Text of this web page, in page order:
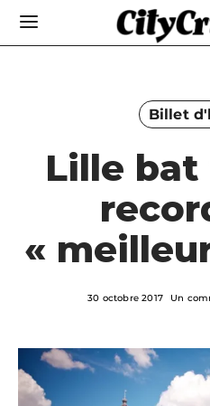
Billet
Lille bat
«
30 octobre 2017 Un